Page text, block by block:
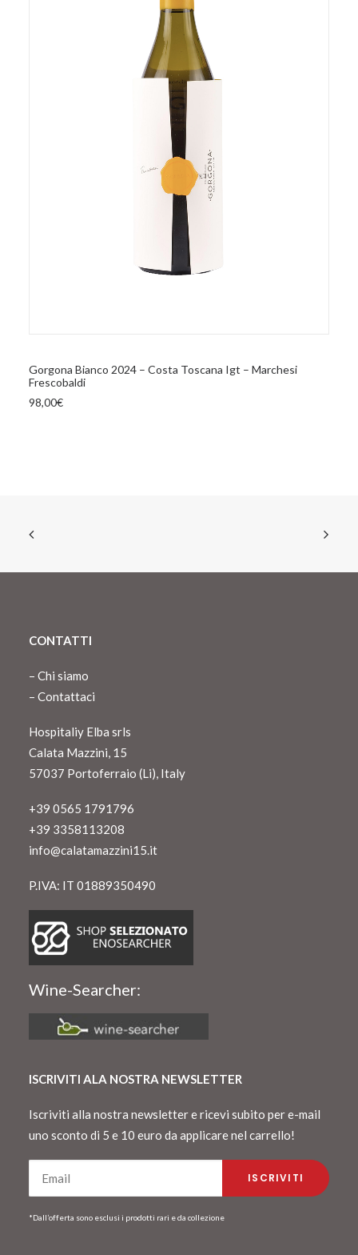
Gorgona Bianco 2024 – Costa Toscana Igt – Marchesi
Frescobaldi
98,00€
CONTATTI
– Chi siamo
– Contattaci
Hospitaliy Elba srls
Calata Mazzini, 15
57037 Portoferraio (Li), Italy
+39 0565 1791796
+39 3358113208
info@calatamazzini15.it
P.IVA: IT 01889350490
Wine-Searcher:
ISCRIVITI ALA NOSTRA NEWSLETTER
Iscriviti alla nostra newsletter e ricevi subito per e-mail
uno sconto di 5 e 10 euro da applicare nel carrello!
*Dall’offerta sono esclusi i prodotti rari e da collezione